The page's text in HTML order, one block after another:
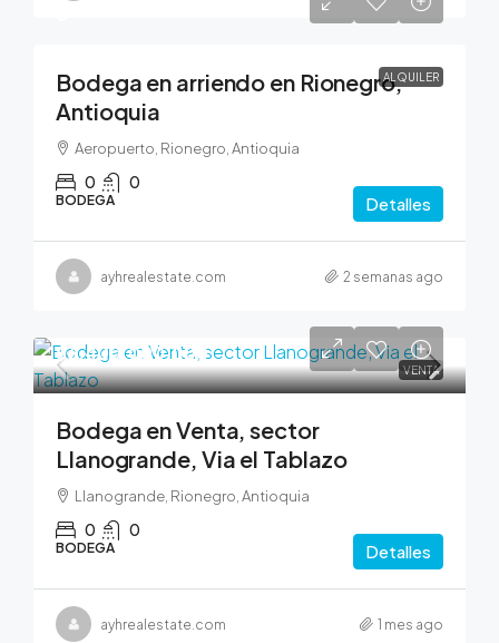
ALQUILER
Bodega en arriendo en Rionegro,
Antioquia
Aeropuerto, Rionegro, Antioquia
0 0
BODEGA Detalles
ayhrealestate.com 2 semanas ago
VENTA
$6,400,000,000
Bodega en Venta, sector
Llanogrande, Via el Tablazo
Llanogrande, Rionegro, Antioquia
0 0
BODEGA Detalles
ayhrealestate.com 1 mes ago